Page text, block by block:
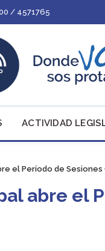
/ 4571765
ACTIVIDAD
el Período de Sesiones
abre el